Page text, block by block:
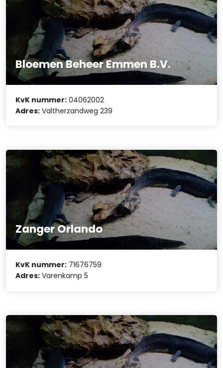
Bloemen Beheer Emmen B.V.
KvK nummer: 04062002
Adres: Valtherzandweg 239
Zanger Orlando
KvK nummer: 71676759
Adres: Varenkamp 5